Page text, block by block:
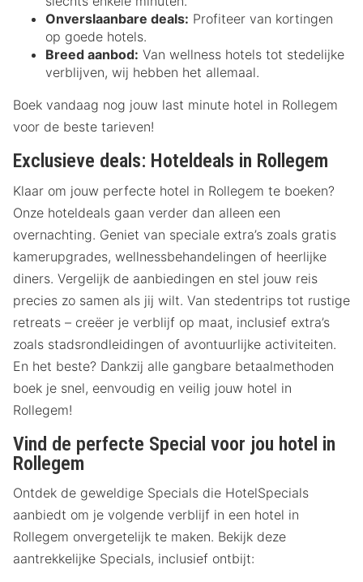
Onverslaanbare deals: Profiteer van kortingen
op goede hotels.
Breed aanbod: Van wellness hotels tot stedelijke
verblijven, wij hebben het allemaal.
Boek vandaag nog jouw last minute hotel in Rollegem
voor de beste tarieven!
Exclusieve deals: Hoteldeals in Rollegem
Klaar om jouw perfecte hotel in Rollegem te boeken?
Onze hoteldeals gaan verder dan alleen een
overnachting. Geniet van speciale extra’s zoals gratis
kamerupgrades, wellnessbehandelingen of heerlijke
diners. Vergelijk de aanbiedingen en stel jouw reis
precies zo samen als jij wilt. Van stedentrips tot rustige
retreats – creëer je verblijf op maat, inclusief extra’s
zoals stadsrondleidingen of avontuurlijke activiteiten.
En het beste? Dankzij alle gangbare betaalmethoden
boek je snel, eenvoudig en veilig jouw hotel in
Rollegem!
Vind de perfecte Special voor jou hotel in
Rollegem
Ontdek de geweldige Specials die HotelSpecials
aanbiedt om je volgende verblijf in een hotel in
Rollegem onvergetelijk te maken. Bekijk deze
aantrekkelijke Specials, inclusief ontbijt: